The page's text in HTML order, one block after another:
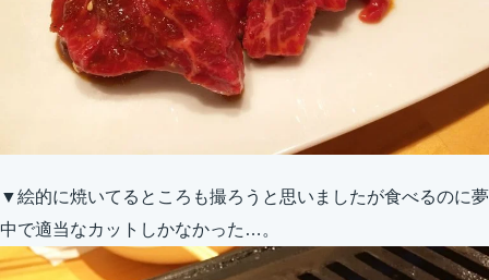
▼絵的に焼いてるところも撮ろうと思いましたが食べるのに夢
中で適当なカットしかなかった…。